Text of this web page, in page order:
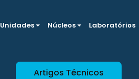
Unidades Núcleos Laboratórios
Artigos Técnicos